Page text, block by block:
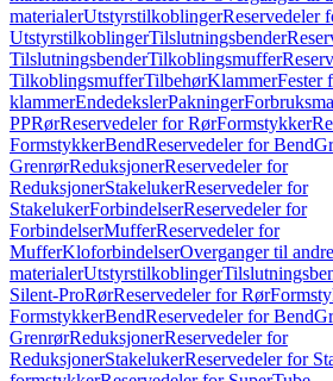
materialerUtstyrstilkoblingerReservedeler
UtstyrstilkoblingerTilslutningsbender
TilslutningsbenderTilkoblingsmuffer
TilkoblingsmufferTilbehørKlammerFester
klammerEndedekslerPakninger
PPRørReservedeler for RørFormstykker
FormstykkerBendReservedeler for Bend
GrenrørReduksjonerReservedeler for
ReduksjonerStakelukerReservedeler for
StakelukerForbindelserReservedeler for
ForbindelserMufferReservedeler for
MufferKloforbindelserOverganger til andre
materialerUtstyrstilkoblinger
Silent-ProRørReservedeler for Rør
FormstykkerBendReservedeler for Bend
GrenrørReduksjonerReservedeler for
ReduksjonerStakelukerReservedeler for